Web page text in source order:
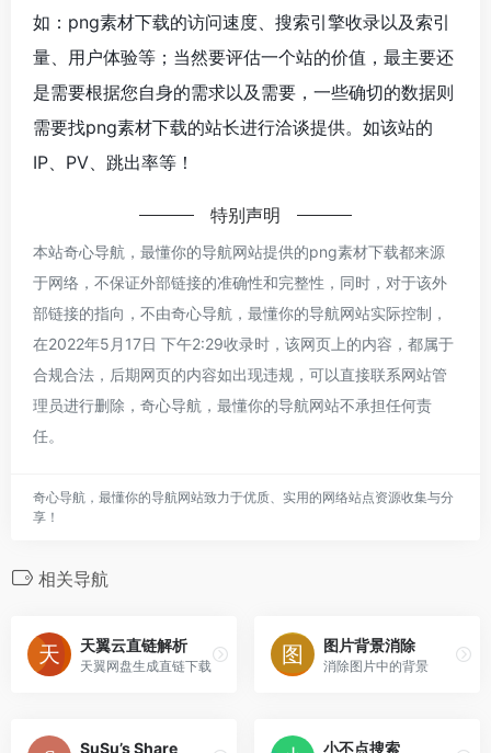
如：png素材下载的访问速度、搜索引擎收录以及索引
量、用户体验等；当然要评估一个站的价值，最主要还
是需要根据您自身的需求以及需要，一些确切的数据则
需要找png素材下载的站长进行洽谈提供。如该站的
IP、PV、跳出率等！
特别声明
本站奇心导航，最懂你的导航网站提供的png素材下载都来源
于网络，不保证外部链接的准确性和完整性，同时，对于该外
部链接的指向，不由奇心导航，最懂你的导航网站实际控制，
在2022年5月17日 下午2:29收录时，该网页上的内容，都属于
合规合法，后期网页的内容如出现违规，可以直接联系网站管
理员进行删除，奇心导航，最懂你的导航网站不承担任何责
任。
奇心导航，最懂你的导航网站致力于优质、实用的网络站点资源收集与分
享！
相关导航
天翼云直链解析
天翼网盘生成直链下载
图片背景消除
消除图片中的背景
SuSu’s Share 小不点搜索